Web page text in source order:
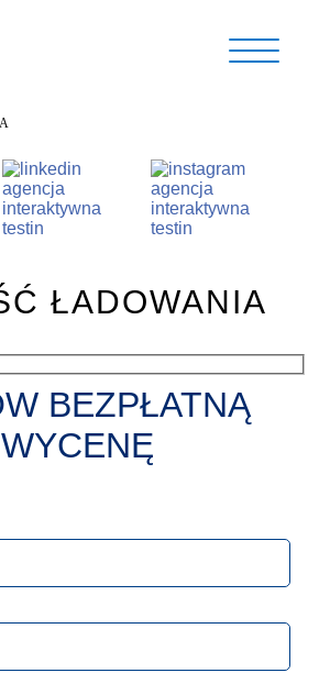
ŁADOWANIA
BEZPŁATNĄ
WYCENĘ